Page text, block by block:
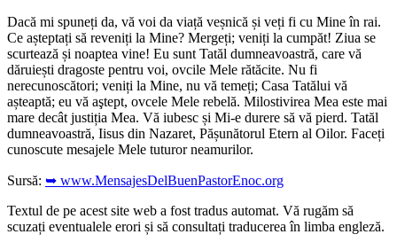
Dacă mi spuneți da, vă voi da viață veșnică și veți fi cu Mine în rai.
Ce așteptați să reveniți la Mine? Mergeți; veniți la cumpăt! Ziua se
scurtează și noaptea vine! Eu sunt Tatăl dumneavoastră, care vă
dăruiești dragoste pentru voi, ovcile Mele rătăcite. Nu fi
nerecunoscători; veniți la Mine, nu vă temeți; Casa Tatălui vă
așteaptă; eu vă aştept, ovcele Mele rebelă. Milostivirea Mea este mai
mare decât justiția Mea. Vă iubesc și Mi-e durere să vă pierd. Tatăl
dumneavoastră, Iisus din Nazaret, Pășunătorul Etern al Oilor. Faceți
cunoscute mesajele Mele tuturor neamurilor.
Sursă: ➥ www.MensajesDelBuenPastorEnoc.org
Textul de pe acest site web a fost tradus automat. Vă rugăm să
scuzați eventualele erori și să consultați traducerea în limba engleză.